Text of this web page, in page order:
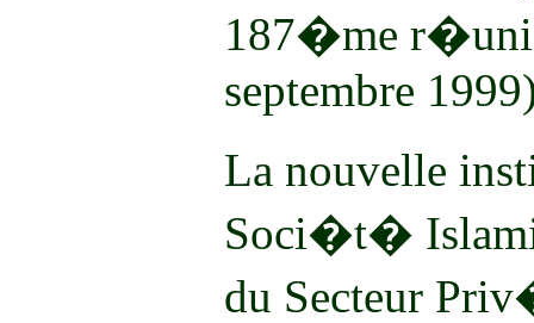
187�me
septembre
La nouvelle
Soci�t�
du Secteur